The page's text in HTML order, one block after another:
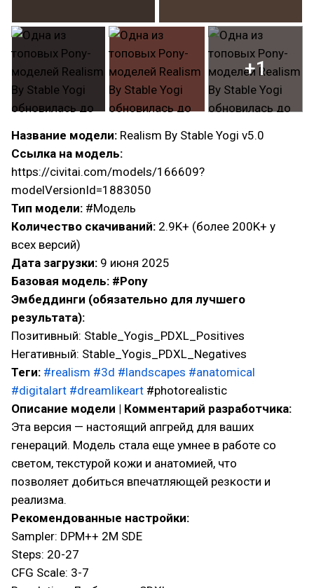
+1
Название модели: Realism By Stable Yogi v5.0
Ссылка на модель:
https://civitai.com/models/166609?
modelVersionId=1883050
Тип модели: #Модель
Количество скачиваний: 2.9K+ (более 200K+ у
всех версий)
Дата загрузки: 9 июня 2025
Базовая модель: #Pony
Эмбеддинги (обязательно для лучшего
результата):
Позитивный: Stable_Yogis_PDXL_Positives
Негативный: Stable_Yogis_PDXL_Negatives
Теги: #realism #3d #landscapes #anatomical
#digitalart #dreamlikeart #photorealistic
Описание модели | Комментарий разработчика:
Эта версия — настоящий апгрейд для ваших
генераций. Модель стала еще умнее в работе со
светом, текстурой кожи и анатомией, что
позволяет добиться впечатляющей резкости и
реализма.
Рекомендованные настройки:
Sampler: DPM++ 2M SDE
Steps: 20-27
CFG Scale: 3-7